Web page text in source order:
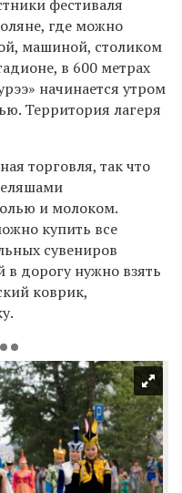
фестиваля
где можно
машиной, столиком
в 600 метрах
начинается утром
Территория лагеря
торговля, так что
и молоком.
купить все
сувениров
в дорогу нужно взять
коврик,